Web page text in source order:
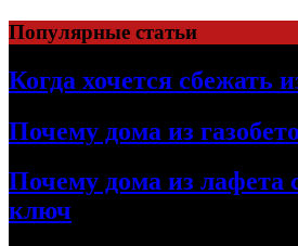
Перейти
к
содержимому
Популярные статьи
Когда хочется сбежать
Почему дома из
Почему дома из лафета
ключ